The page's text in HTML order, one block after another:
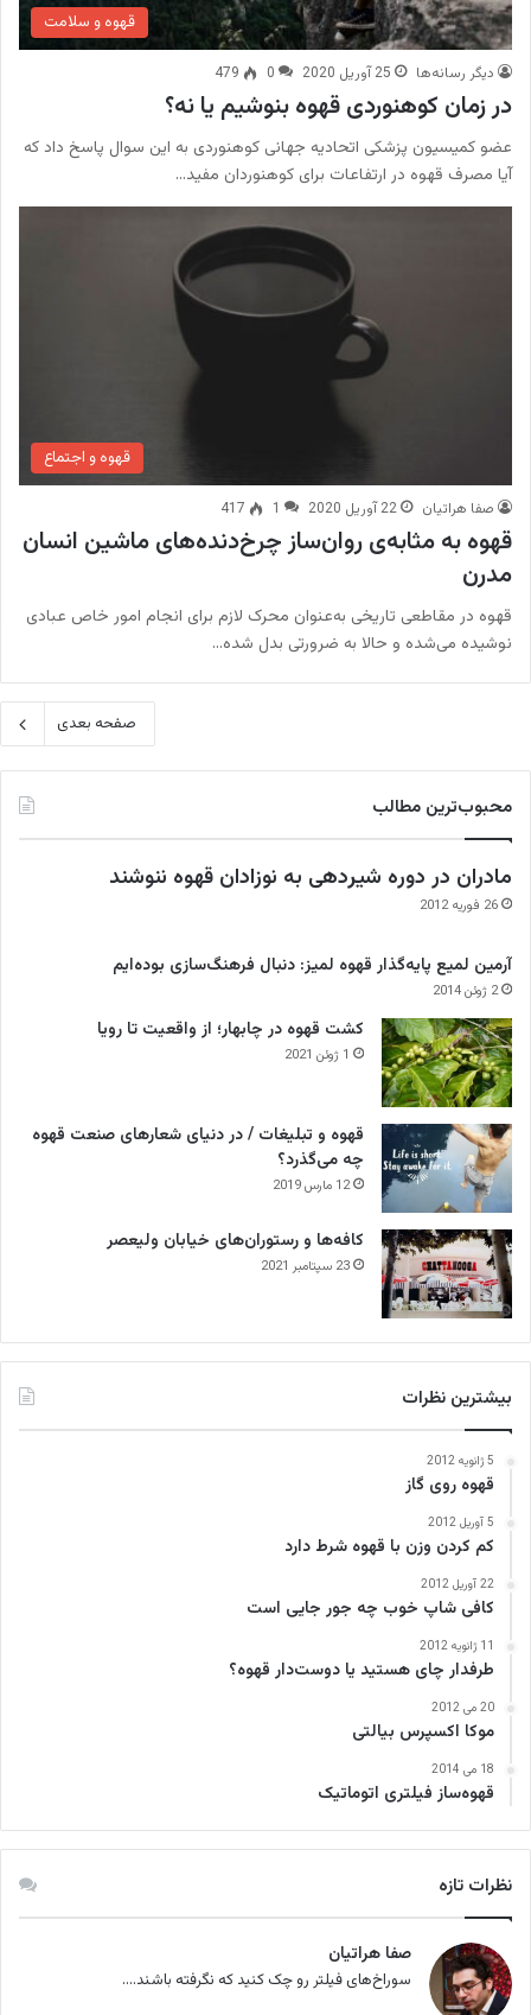
قهوه و سلامت
دیگر رسانه‌ها 25 آوریل 2020 0
479
در زمان کوهنوردی قهوه بنوشیم یا نه؟
عضو کمیسیون پزشکی اتحادیه جهانی کوهنوردی به این سوال پاسخ داد که
آیا مصرف قهوه در ارتفاعات برای کوهنوردان مفید…
قهوه و اجتماع
صفا هراتیان 22 آوریل 2020 1
417
قهوه به مثابه‌ی روان‌ساز چرخ‌دنده‌های ماشین انسان
مدرن
قهوه در مقاطعی تاریخی به‌عنوان محرک لازم برای انجام امور خاص عبادی
نوشیده می‌شده و حالا به ضرورتی بدل شده…
صفحه بعدی
محبوب‌ترین مطالب
مادران در دوره شیردهی به نوزادان قهوه ننوشند
26 فوریه 2012
آرمین لمیع پایه‌گذار قهوه لمیز: دنبال فرهنگ‌سازی بوده‌ایم
2 ژوئن 2014
کشت قهوه در چابهار؛ از واقعیت تا رویا
1 ژوئن 2021
قهوه و تبلیغات / در دنیای شعارهای صنعت قهوه
چه می‌گذرد؟
12 مارس 2019
کافه‌ها و رستوران‌های خیابان ولیعصر
23 سپتامبر 2021
بیشترین نظرات
5 ژانویه 2012
قهوه روی گاز
5 آوریل 2012
کم کردن وزن با قهوه شرط دارد
22 آوریل 2012
کافی‌ شاپ خوب چه جور جایی است
11 ژانویه 2012
طرفدار چای هستید یا دوست‌دار قهوه؟
20 می 2012
موکا اکسپرس بیالتی
18 می 2014
قهوه‌ساز فیلتری اتوماتیک
نظرات تازه
صفا هراتیان
سوراخ‌های فیلتر رو چک کنید که نگرفته باشند....